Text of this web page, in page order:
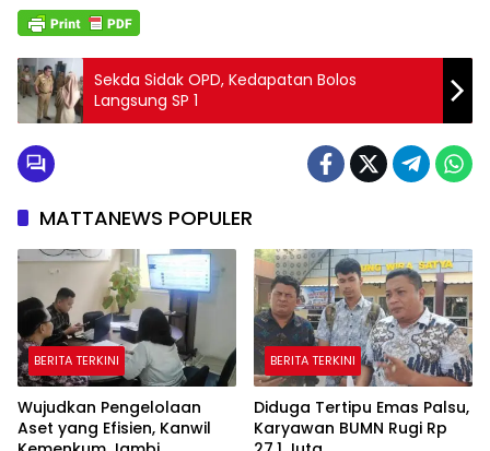
Sekda Sidak OPD, Kedapatan Bolos
Langsung SP 1
MATTANEWS POPULER
BERITA TERKINI
Wujudkan Pengelolaan
Aset yang Efisien, Kanwil
BERITA TERKINI
Diduga Tertipu Emas Palsu,
Karyawan BUMN Rugi Rp